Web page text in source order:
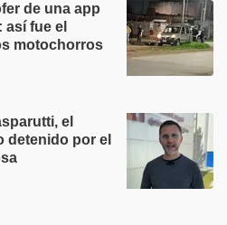
de una app
fue el
motochorros
el
detenido por el